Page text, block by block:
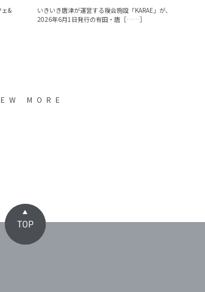
&
いきいき唐津が運営する複合施設「KARAE」が、
2026年6月1日発行の有田・唐［……］
MORE
TOP